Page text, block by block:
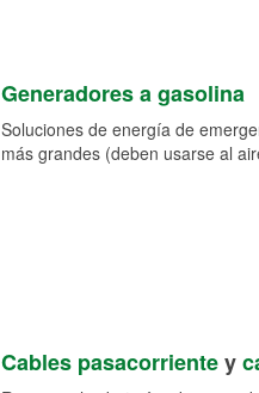
Generadores a gasolina
Soluciones de energía de
más grandes (deben usarse al
Cables pasacorrientey